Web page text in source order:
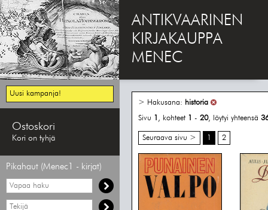
ANTIKVAARINEN
KIRJAKAUPPA
MENEC
Uusi kampanja!
Ostoskori
Kori on tyhjä
Pikahaut (Menec1 - kirjat)
Vapaa
haku
Hae
> Hakusana: historia
Sivu 1 , kohteet 1 - 20, löytyi yhteensä
Seuraava sivu > 1 2